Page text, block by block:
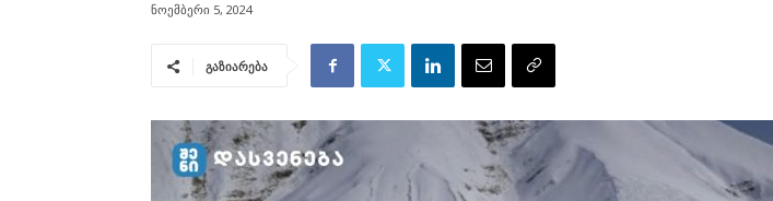
ნოემბერი 5, 2024
გაზიარება